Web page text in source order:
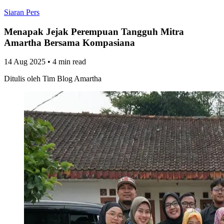
Siaran Pers
Menapak Jejak Perempuan Tangguh Mitra
Amartha Bersama Kompasiana
14 Aug 2025 • 4 min read
Ditulis oleh Tim Blog Amartha